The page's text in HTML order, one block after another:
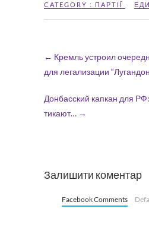
CATEGORY : ПАРТІЇ
← Кремль устроил
для легализации
Донбасский капкан для
тикают… →
Залишити коментар
Facebook Comments